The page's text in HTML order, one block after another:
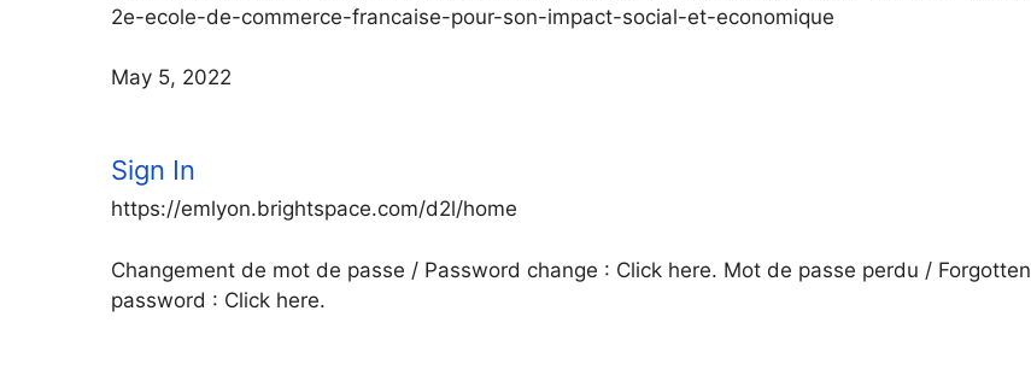
2e-ecole-de-commerce-francaise-pour-son-impact-social-et-economique
May 5, 2022
Sign In
https://emlyon.brightspace.com/d2l/home
Changement de mot de passe / Password change : Click here. Mot de passe perdu / Forgotten
password : Click here.